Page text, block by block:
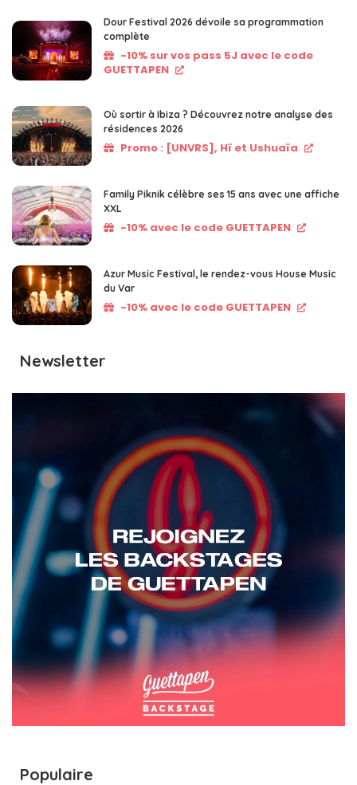
Dour Festival 2026 dévoile sa programmation
complète
-10% sur vos pass 5J avec le code
GUETTAPEN
Où sortir à Ibiza ? Découvrez notre analyse des
résidences 2026
Promo : [UNVRS], Hï et Ushuaïa
Family Piknik célèbre ses 15 ans avec une affiche
XXL
-10% avec le code GUETTAPEN
Azur Music Festival, le rendez-vous House Music
du Var
-10% avec le code GUETTAPEN
Newsletter
Populaire